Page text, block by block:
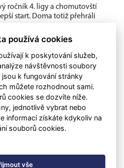
ročník 4. ligy a chomutovští
start. Doma totiž přehráli
nedlouho před začátkem
hráče a dlouholetou
rezervou Dukly
přípravném utkání před
třetiligovou pražskou Duklu B, se
používá cookies
k poskytování služeb,
návštěvnosti soubory
k fungování stránky
můžete rozhodnout sami.
cookies se dozvíte níže.
jednotlivě vybrat nebo
informací získáte kdykoliv na
souborů cookies.
vše